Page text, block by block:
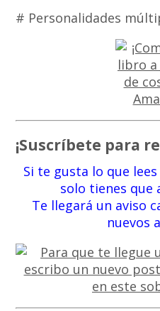
# Personalidades
¡Suscríbete para
Si te gusta lo que lees
solo tienes que
Te llegará un aviso
nuevos